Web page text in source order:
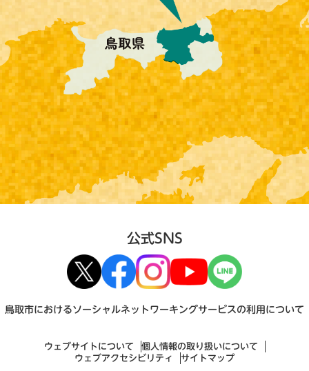
公式SNS
鳥取市におけるソーシャルネットワーキングサービスの利用について
ウェブサイトについて
個人情報の取り扱いについて
ウェブアクセシビリティ
サイトマップ